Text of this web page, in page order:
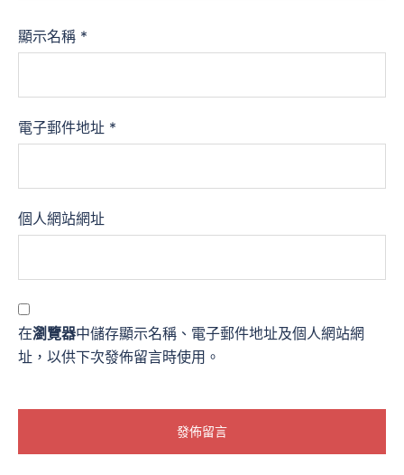
顯示名稱 *
電子郵件地址 *
個人網站網址
在瀏覽器中儲存顯示名稱、電子郵件地址及個人網站網
址，以供下次發佈留言時使用。